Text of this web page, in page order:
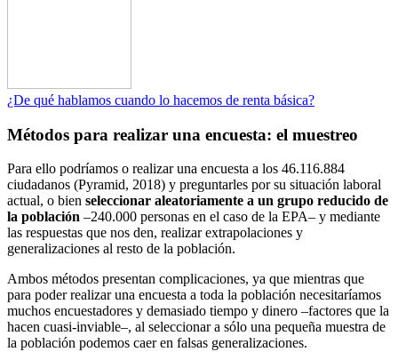
¿De qué hablamos cuando lo hacemos de renta básica?
Métodos para realizar una encuesta: el muestreo
Para ello podríamos o realizar una encuesta a los 46.116.884
ciudadanos (Pyramid, 2018) y preguntarles por su situación laboral
actual, o bien seleccionar aleatoriamente a un grupo reducido de
la población –240.000 personas en el caso de la EPA– y mediante
las respuestas que nos den, realizar extrapolaciones y
generalizaciones al resto de la población.
Ambos métodos presentan complicaciones, ya que mientras que
para poder realizar una encuesta a toda la población necesitaríamos
muchos encuestadores y demasiado tiempo y dinero –factores que la
hacen cuasi-inviable–, al seleccionar a sólo una pequeña muestra de
la población podemos caer en falsas generalizaciones.